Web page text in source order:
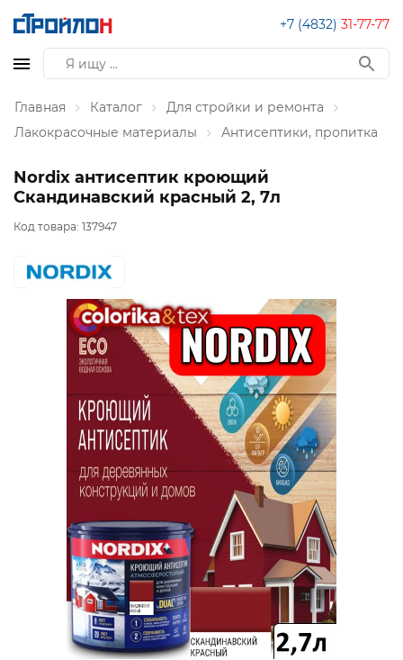
+7 (4832) 31-77-77
Главная Каталог
Для стройки и ремонта
Лакокрасочные материалы
Антисептики, пропитка
Nordix антисептик кроющий
Скандинавский красный 2, 7л
Код товара: 137947